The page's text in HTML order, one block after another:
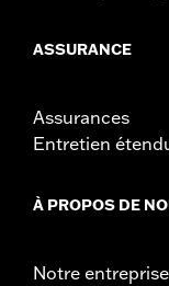
ASSURANCE
Assurances
Entretien
À PROPOS DE
Notre entreprise